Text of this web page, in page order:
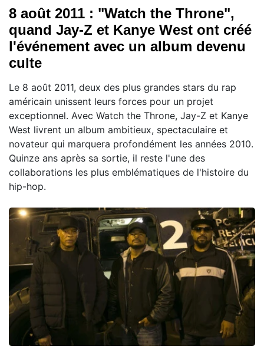
8 août 2011 : "Watch the Throne",
quand Jay-Z et Kanye West ont créé
l'événement avec un album devenu
culte
Le 8 août 2011, deux des plus grandes stars du rap
américain unissent leurs forces pour un projet
exceptionnel. Avec Watch the Throne, Jay-Z et Kanye
West livrent un album ambitieux, spectaculaire et
novateur qui marquera profondément les années 2010.
Quinze ans après sa sortie, il reste l'une des
collaborations les plus emblématiques de l'histoire du
hip-hop.